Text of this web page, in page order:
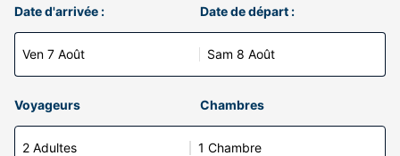
Date d'arrivée :
Ven 7 Août
Date de départ :
Sam 8 Août
Voyageurs Chambres
2 Adultes 1 Chambre